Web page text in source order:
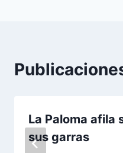
La Paloma afila
sus garras